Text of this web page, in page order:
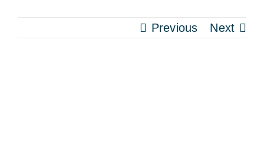
Previous Next